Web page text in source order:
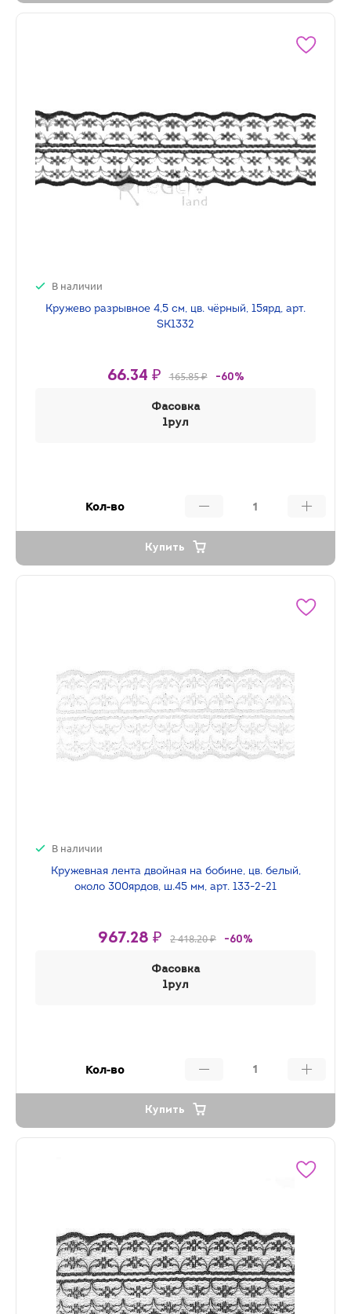
В наличии
Кружево разрывное 4,5 см, цв. чёрный, 15ярд, арт.
SK1332
66.34 ₽ 165.85 ₽ -60%
Фасовка
1рул
Кол-во
Купить
В наличии
Кружевная лента двойная на бобине, цв. белый,
около 300ярдов, ш.45 мм, арт. 133-2-21
967.28 ₽ 2 418.20 ₽ -60%
Фасовка
1рул
Кол-во
Купить